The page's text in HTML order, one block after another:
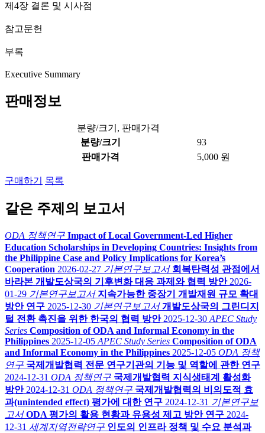
제4장 결론 및 시사점
참고문헌
부록
Executive Summary
판매정보
분량/크기, 판매가격
분량/크기
93
판매가격
5,000 원
구매하기 목록
같은 주제의 보고서
ODA 정책연구 Impact of Local Government-Led Higher
Education Scholarships in Developing Countries: Insights from
the Philippine Case and Policy Implications for Korea’s
Cooperation 2026-02-27 기본연구보고서 회복탄력성 관점에서
바라본 개발도상국의 기후변화 대응 과제와 협력 방안 2026-
01-29 기본연구보고서 지속가능한 중장기 개발재원 규모 확대
방안 연구 2025-12-30 기본연구보고서 개발도상국의 그린디지
털 전환 촉진을 위한 한국의 협력 방안 2025-12-30 APEC Study
Series Composition of ODA and Informal Economy in the
Philippines 2025-12-05 APEC Study Series Composition of ODA
and Informal Economy in the Philippines 2025-12-05 ODA 정책
연구 국제개발협력 전문 연구기관의 기능 및 역할에 관한 연구
2024-12-31 ODA 정책연구 국제개발협력 지식생태계 활성화
방안 2024-12-31 ODA 정책연구 국제개발협력의 비의도적 효
과(unintended effect) 평가에 대한 연구 2024-12-31 기본연구보
고서 ODA 평가의 활용 현황과 유용성 제고 방안 연구 2024-
12-31 세계지역전략연구 인도의 인프라 정책 및 수요 분석과